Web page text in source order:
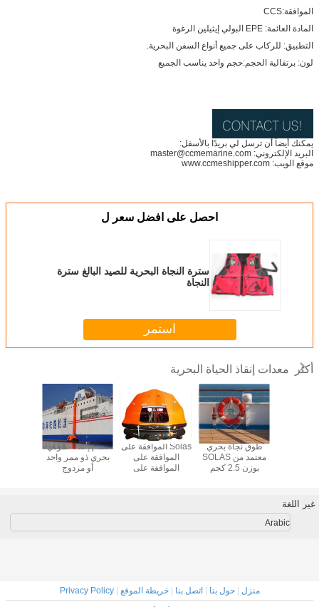
الموافقة:CCS
المادة العائمة: EPE البولي إيثيلين الرغوة
التطبيق: للركاب على جميع أنواع السفن البحرية.
لون: برتقالية الحجم:حجم واحد يناسب الجميع
يمكنك أيضاً أن ترسل لي بريدًا بالأسفل:
البريد الإلكتروني: master@ccmemarine.com
موقع الويب: www.ccmeshipper.com
احصل على افضل سعر ل
سترة النجاة البحرية للصيد البالغ سترة
النجاة
استمر
أكثر معدات إنقاذ الحياة البحرية
نظام إخلاء عمودي
بحري ذو ممر واحد
أو مزدوج
Solas الموافقة على
الموافقة على
الموافقة على
طوق نجاة بحري
معتمد من SOLAS
بوزن 2.5 كجم
غير اللغة
Arabic
منزل |حول بنا |اتصل بنا |خريطة الموقع |
Privacy Policy